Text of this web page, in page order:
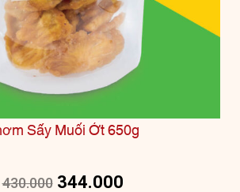
Sấy Muối Ớt 650g
430.000 344.000